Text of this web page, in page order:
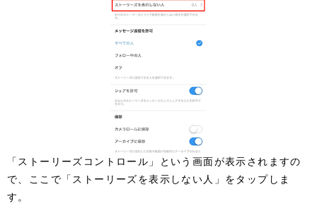
「ストーリーズコントロール」という画面が表示されますの
で、ここで「ストーリーズを表示しない人」をタップしま
す。